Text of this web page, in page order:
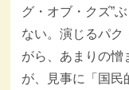
グ・オブ・クズ”
ない。演じるパク
がら、あまりの憎
が、見事に「国民